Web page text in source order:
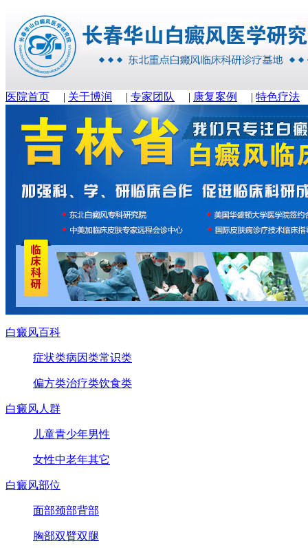
医院首页 | 关于博润 | 专家团队 | 康复案例 | 特色疗法
白癜风百科
症状类病因类常识类
偏方类治疗类饮食类
白癜风人群
儿童青少年男性
女性中老年其它
白癜风部位
面部颈部背部
胸部双臂双腿